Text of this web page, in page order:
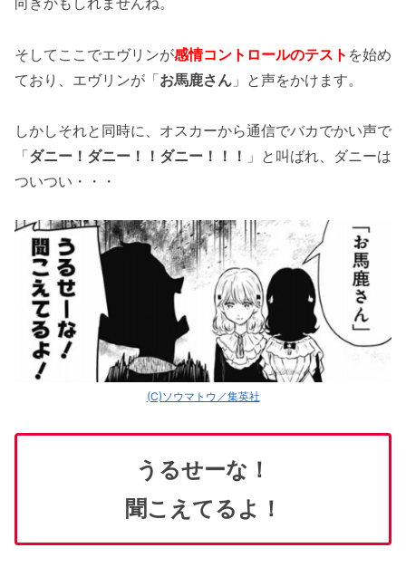
そしてここでエヴリンが感情コントロールのテスト を始め
ており、エヴリンが「お馬鹿さん 」と声をかけます。
しかしそれと同時に、オスカーから通信でバカでかい声で
「ダニー！ダニー！！ダニー！！！ 」と叫ばれ、ダニーは
ついつい・・・
(C)ソウマトウ／集英社
うるせーな！
聞こえてるよ！